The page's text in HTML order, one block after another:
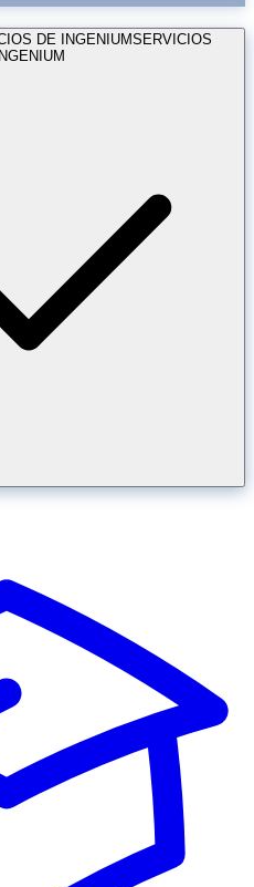
DE INGENIUMSERVICIOS
INGENIUM